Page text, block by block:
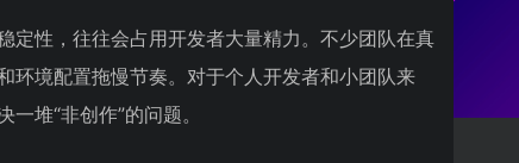
定性，往往会占用开发者大量精力。不少团队在真
环境配置拖慢节奏。对于个人开发者和小团队来
堆“非创作”的问题。